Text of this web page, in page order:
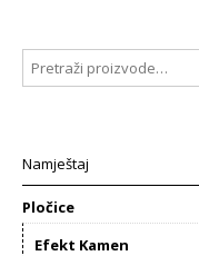
Namještaj
Pločice
Efekt Kamen